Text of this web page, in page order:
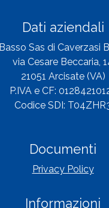
Dati aziendali
Basso Sas di Caverzasi
via Cesare Beccaria,
21051 Arcisate (VA)
P.IVA e CF:
Codice SDI:
Documenti
Privacy Policy
Informazioni